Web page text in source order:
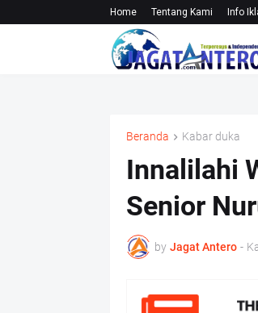
Home Tentang Kami Info
Beranda Kabar duka
Innalilahi
Senior
by Jagat Antero -